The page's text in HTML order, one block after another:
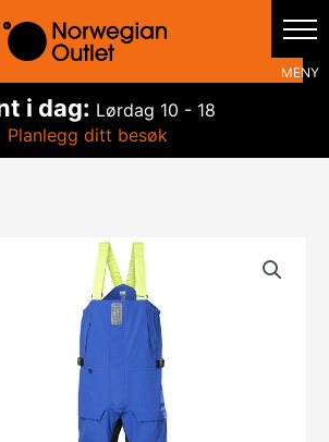
i dag: Lørdag 10 - 18
Planlegg ditt besøk